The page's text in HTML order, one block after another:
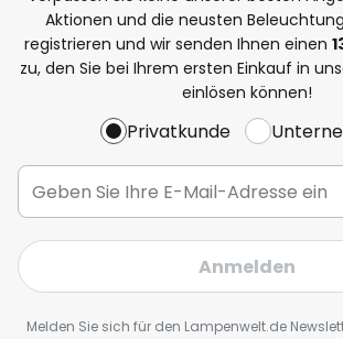
Aktionen und die neusten
registrieren und wir senden Ihnen einen
zu, den Sie bei Ihrem ersten Einkauf in
einlösen können!
Privatkunde
Anmelden
Melden Sie sich für den Lampenwelt.de